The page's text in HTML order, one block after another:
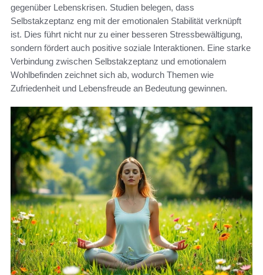
gegenüber Lebenskrisen. Studien belegen, dass
Selbstakzeptanz eng mit der emotionalen Stabilität verknüpft
ist. Dies führt nicht nur zu einer besseren Stressbewältigung,
sondern fördert auch positive soziale Interaktionen. Eine starke
Verbindung zwischen Selbstakzeptanz und emotionalem
Wohlbefinden zeichnet sich ab, wodurch Themen wie
Zufriedenheit und Lebensfreude an Bedeutung gewinnen.